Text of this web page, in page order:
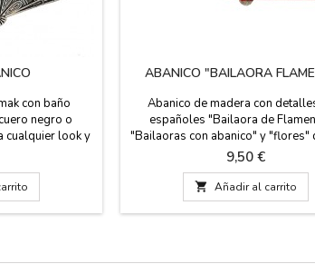
con baño
negro o
cualquier look y
que se pierda.
del colgador: 5
de 40 cm.
ABANICO "BAILAORA
Abanico de madera con
españoles "Bailaora de
"Bailaoras con abanico" y "flores"
en su mano un abanico y claveles y
Traje típico de Sevillana, color rojo
con lunares blancos y con
Puedes llevarlo en el cuelga
práctico para no perderlo.
Precio
9,50 €
 Añadir al carrito